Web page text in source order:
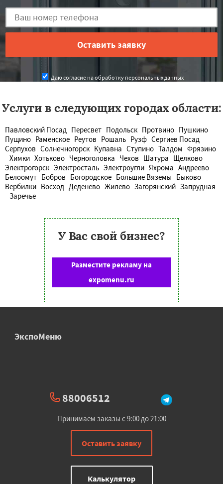
Даю согласие на обработку персональных данных
Услуги в следующих городах области:
Павловский Посад Пересвет Подольск Протвино Пушкино
Пущино Раменское Реутов Рошаль Рузф Сергиев Посад
Серпухов Солнечногорск Купавна Ступино Талдом Фрязино
Химки Хотьково Черноголовка Чехов Шатура Щелково
Электрогорск Электросталь Электроугли Яхрома Андреево
Белоомут Бобров Богородское Большие Вяземы Быково
Вербилки Восход Деденево Жилево Загорянский Запрудная
Заречье
У Вас свой бизнес?
Разместите рекламу на
expomenu.ru
ЭкспоМеню
88006512
Принимаем заказы с 9:00 до 21:00
Оставить заявку
Калькулятор